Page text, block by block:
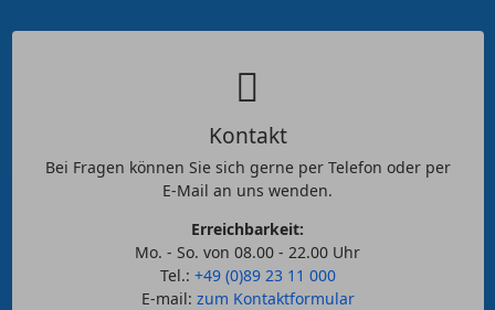
Kontakt
Bei Fragen können Sie sich gerne per Telefon oder per
E-Mail an uns wenden.
Erreichbarkeit:
Mo. - So. von 08.00 - 22.00 Uhr
Tel.: +49 (0)89 23 11 000
E-mail: zum Kontaktformular